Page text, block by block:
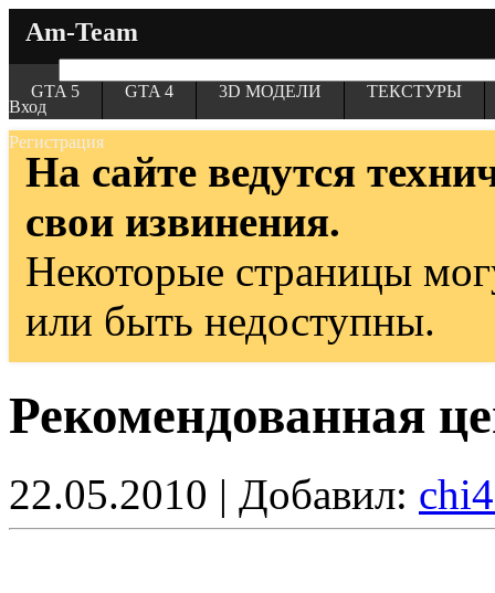
Am-Team
Вход
Регистрация
GTA 5 GTA 4 3D МОДЕЛИ ТЕКСТУРЫ
На сайте ведутся
свои извинения.
Некоторые страницы
или быть недоступны.
Рекомендованная
22.05.2010 | Добавил: